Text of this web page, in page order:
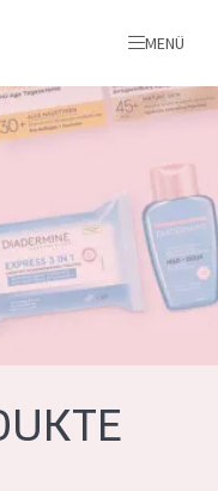
MENÜ